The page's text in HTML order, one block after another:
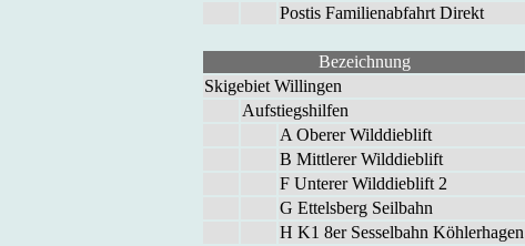
Pos­tis Fa­mi­li­en­ab­fahrt Di­rekt
Be­zeich­nung
Ski­ge­biet Wil­lin­gen
Auf­stiegs­hil­fen
A Obe­rer Wild­dieb­lift
B Mitt­ler­er Wild­dieb­lift
F Un­te­rer Wild­dieb­lift 2
G Et­tels­berg Seil­bahn
H K1 8er Ses­sel­bahn Köh­ler­ha­gen